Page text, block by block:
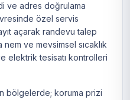
ve adres doğrulama
özel servis
açarak randevu talep
ve mevsimsel sıcaklık
elektrik tesisatı kontrolleri
bölgelerde; koruma prizi